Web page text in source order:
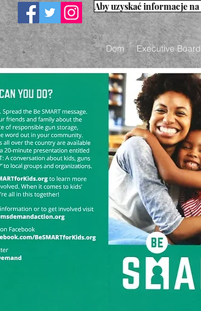
Dom Executive Board